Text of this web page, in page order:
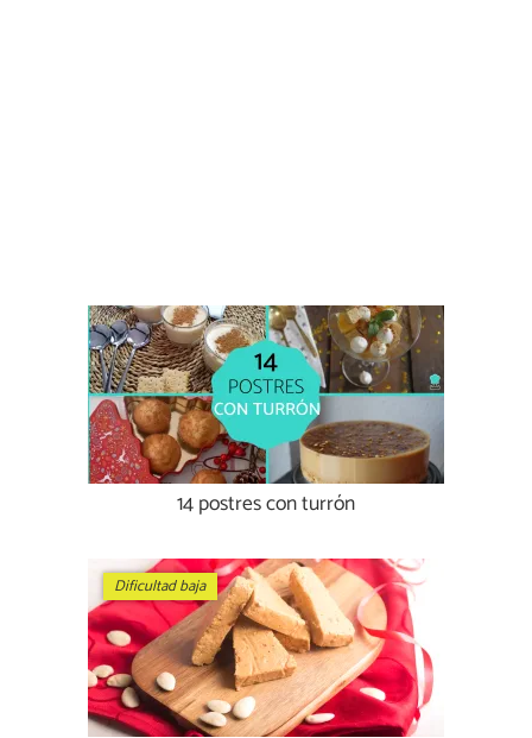
14 postres con turrón
Dificultad baja